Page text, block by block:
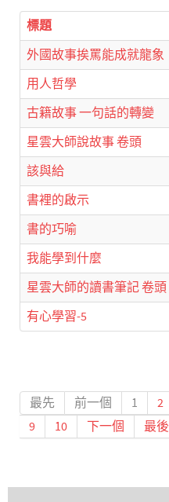
標題
外國故事挨罵能成就龍象
用人哲學
古籍故事 一句話的轉變
星雲大師說故事 卷頭
該與給
書裡的啟示
書的巧喻
我能學到什麼
星雲大師的讀書筆記 卷頭
有心學習-5
最先 前一個 1 2
9
10 下一個 最後